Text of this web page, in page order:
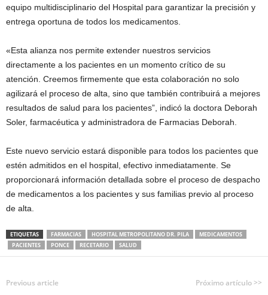
equipo multidisciplinario del Hospital para garantizar la precisión y
entrega oportuna de todos los medicamentos.
«Esta alianza nos permite extender nuestros servicios
directamente a los pacientes en un momento crítico de su
atención. Creemos firmemente que esta colaboración no solo
agilizará el proceso de alta, sino que también contribuirá a mejores
resultados de salud para los pacientes”, indicó la doctora Deborah
Soler, farmacéutica y administradora de Farmacias Deborah.
Este nuevo servicio estará disponible para todos los pacientes que
estén admitidos en el hospital, efectivo inmediatamente. Se
proporcionará información detallada sobre el proceso de despacho
de medicamentos a los pacientes y sus familias previo al proceso
de alta.
ETIQUETAS FARMACIAS HOSPITAL METROPOLITANO DR. PILA
MEDICAMENTOS
PACIENTES
PONCE RECETARIO SALUD
Previous article Próximo artículo >>